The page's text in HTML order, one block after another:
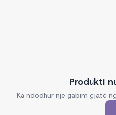
Produkti
Ka ndodhur një gabim gjatë